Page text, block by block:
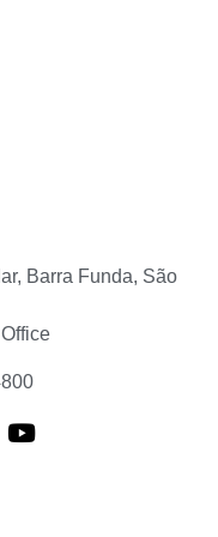
Barra Funda, São